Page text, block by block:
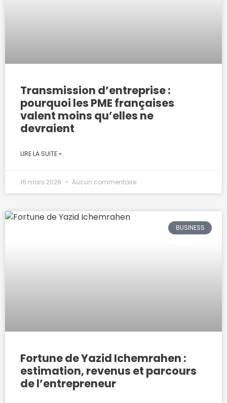
Transmission d’entreprise :
pourquoi les PME françaises
valent moins qu’elles ne
devraient
LIRE LA SUITE »
16 mars 2026 Aucun commentaire
BUSINESS
Fortune de Yazid Ichemrahen :
estimation, revenus et parcours
de l’entrepreneur